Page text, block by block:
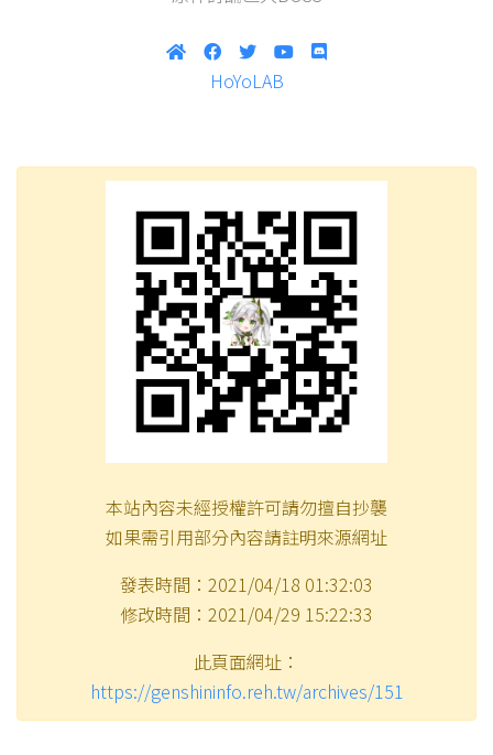
HoYoLAB
本站內容未經授權許可請勿擅自抄襲
如果需引用部分內容請註明來源網址
發表時間：2021/04/18 01:32:03
修改時間：2021/04/29 15:22:33
此頁面網址：
https://genshininfo.reh.tw/archives/151